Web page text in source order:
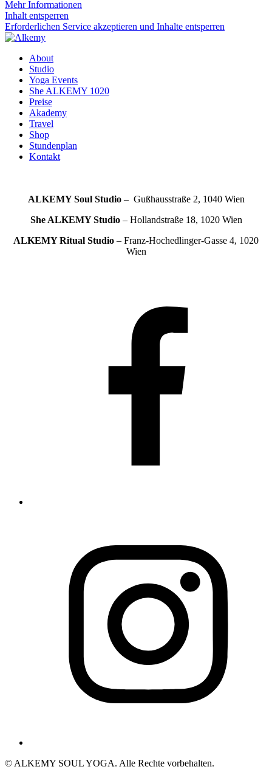
Mehr Informationen
Inhalt entsperren
Erforderlichen Service akzeptieren und Inhalte entsperren
About
Studio
Yoga Events
She ALKEMY 1020
Preise
Akademy
Travel
Shop
Stundenplan
Kontakt
ALKEMY Soul Studio– Gußhausstraße 2, 1040 Wien
She ALKEMYStudio– Hollandstraße 18, 1020 Wien
ALKEMY Ritual Studio – Franz-Hochedlinger-Gasse 4, 1020
Wien
© ALKEMY SOUL YOGA. Alle Rechte vorbehalten.